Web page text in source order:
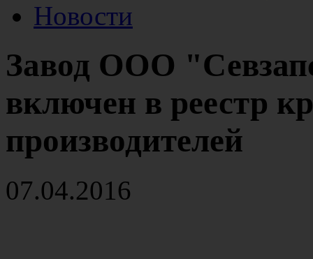
Новости
Завод ООО
включен в реестр
производителей
07.04.2016